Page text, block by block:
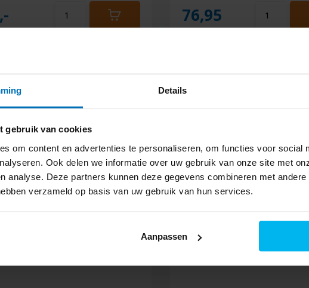
Details
gebruik van cookies
om content en advertenties te personaliseren, om functies voor social
Ook delen we informatie over uw gebruik van onze site met
analyse. Deze partners kunnen deze gegevens combineren met
verzameld op basis van uw gebruik van hun services.
Aanpassen
76,95